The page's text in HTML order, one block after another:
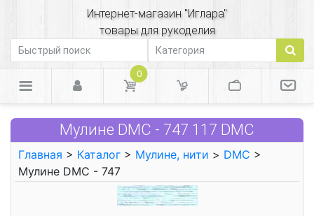
Интернет-магазин "Иглара"
товары для рукоделия
0
Мулине DMC - 747 117 DMC
Главная > Каталог > Мулине, нити > DMC >
Мулине DMC - 747